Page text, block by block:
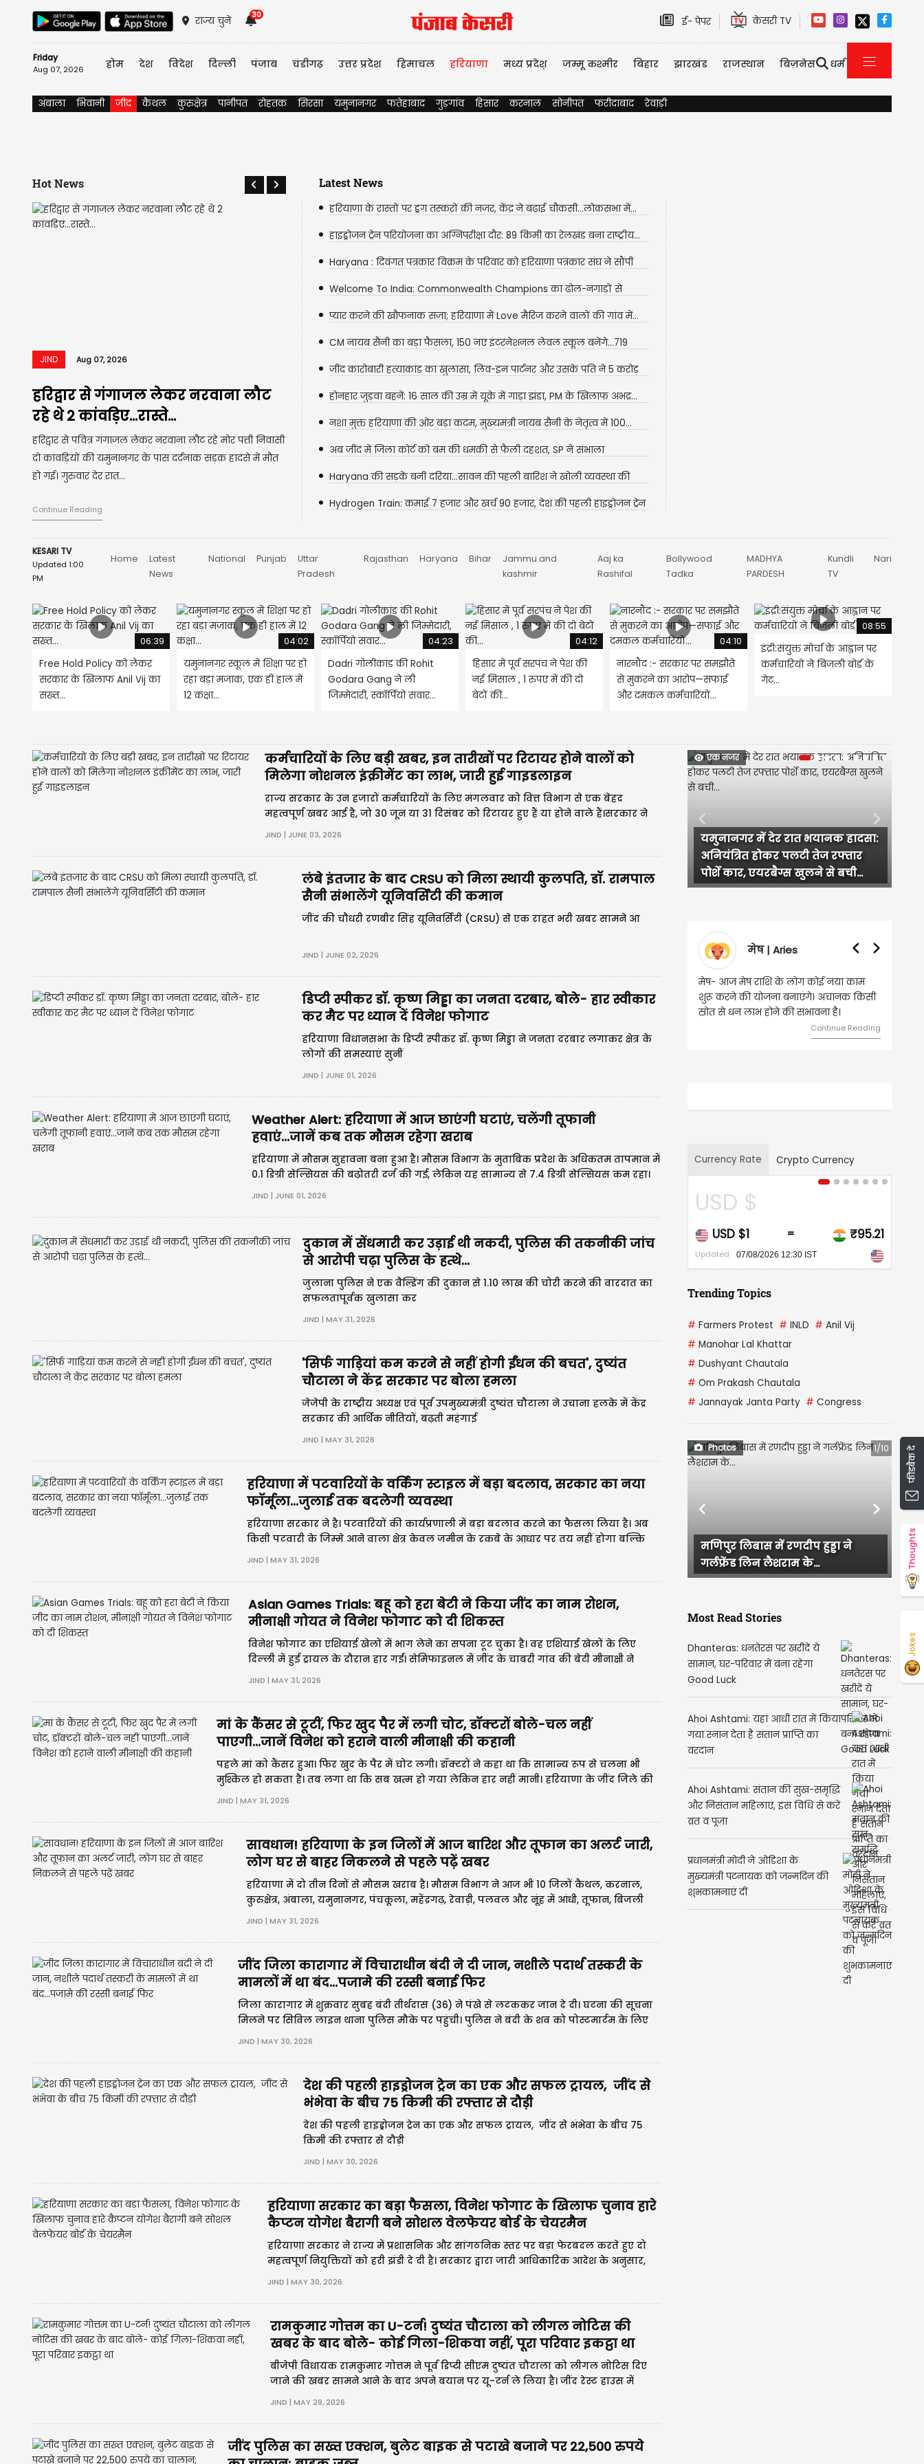
राज्य चुनें
30
ई- पेपर केसरी TV
Friday
Aug 07, 2026 होम देश विदेश दिल्ली पंजाब चंडीगढ़ उत्तर प्रदेश हिमाचल हरियाणा मध्य प्रदेश़ जम्मू कश्मीर बिहार झारखंड राजस्थान बिज़नेस धर्म
अंबाला भिवानी जींद कैथल कुरुक्षेत्र पानीपत रोहतक सिरसा यमुनानगर फतेहाबाद गुड़गांव हिसार करनाल सोनीपत फरीदाबाद रेवाड़ी
Hot News
JIND Aug 07, 2026
हरियाणा सरकार का बड़ा फैसला, 31
अगस्त तक प्रॉपर्टी टैक्स पर 75%...
हरियाणा सरकार ने राज्य में कलेक्टर रेट पर आधारित प्रॉपर्टी
टैक्स का नया सिस्टम लागू किया है। हालांकि, प्रॉपर्टी मालिकों को
31 अगस्त तक पुरानी...
Continue Reading
Latest News
हरियाणा के रास्तों पर ड्रग तस्करों की नजर, केंद्र ने बढ़ाई चौकसी...लोकसभा में...
हाइड्रोजन ट्रेन परियोजना का अग्निपरीक्षा दौर: 89 किमी का रेलखंड बना राष्ट्रीय...
Haryana : दिवंगत पत्रकार विक्रम के परिवार को हरियाणा पत्रकार संघ ने सौंपी
Welcome To India: Commonwealth Champions का ढोल-नगाड़ों से
स्वागत, 39 पदकों के...
प्यार करने की खौफनाक सजा; हरियाणा में Love मैरिज करने वालों की गांव में...
CM नायब सैनी का बड़ा फैसला, 150 नए इंटरनेशनल लेवल स्कूल बनेंगे...719
जींद कारोबारी हत्याकांड का खुलासा, लिव-इन पार्टनर और उसके पति ने 5 करोड़
होनहार जुड़वा बहनें: 16 साल की उम्र में यूके में गाड़ा झंडा, PM के खिलाफ अभद्र...
नशा मुक्त हरियाणा की ओर बड़ा कदम, मुख्यमंत्री नायब सैनी के नेतृत्व में 100...
अब जींद में जिला कोर्ट को बम की धमकी से फैली दहशत, SP ने संभाला
Haryana की सड़कें बनीं दरिया...सावन की पहली बारिश ने खोली व्यवस्था की
Hydrogen Train: कमाई 7 हजार और खर्च 90 हजार, देश की पहली हाइड्रोजन ट्रेन
KESARI TV
Updated 1:00
PM
Home
Latest
News
National Punjab
Uttar
Pradesh
Rajasthan Haryana Bihar
Jammu and
kashmir
Aaj ka
Rashifal
Bollywood
Tadka
MADHYA
PARDESH
Kundli
TV
Nari
06:39
Free Hold Policy को लेकर
सरकार के खिलाफ Anil Vij का
सख्त...
04:02
यमुनानगर स्कूल में शिक्षा पर हो
रहा बड़ा मजाक, एक ही हाल में
12 कक्षा...
04:23
Dadri गोलीकांड की Rohit
Godara Gang ने ली
जिम्मेदारी, स्कॉर्पियो सवार...
04:12
हिसार में पूर्व सरपंच ने पेश की
नई मिसाल , 1 रुपए में की दो
बेटों की...
04:10
नारनौंद :- सरकार पर समझौते
से मुकरने का आरोप—सफाई
और दमकल कर्मचारियों...
08:55
इंद्री:संयुक्त मोर्चा के आह्वान पर
कर्मचारियों ने बिजली बोर्ड के
गेट...
कर्मचारियों के लिए बड़ी खबर, इन तारीखों पर रिटायर होने वालों को
मिलेगा नोशनल इंक्रीमेंट का लाभ, जारी हुई गाइडलाइन
राज्य सरकार के उन हजारों कर्मचारियों के लिए मंगलवार को वित्त विभाग से एक बेहद
महत्वपूर्ण खबर आई है, जो 30 जून या 31 दिसंबर को रिटायर हुए हैं या होने वाले हैं।सरकार ने
स्पष्ट किया कि सुप्रीम कोर्ट के
JIND | JUNE 03, 2026
लंबे इंतजार के बाद CRSU को मिला स्थायी कुलपति, डॉ. रामपाल
सैनी संभालेंगे यूनिवर्सिटी की कमान
जींद की चौधरी रणबीर सिंह यूनिवर्सिटी (CRSU) से एक राहत भरी खबर सामने आ
JIND | JUNE 02, 2026
डिप्टी स्पीकर डॉ. कृष्ण मिड्डा का जनता दरबार, बोले- हार स्वीकार
कर मैट पर ध्यान दें विनेश फोगाट
हरियाणा विधानसभा के डिप्टी स्पीकर डॉ. कृष्ण मिड्डा ने जनता दरबार लगाकर क्षेत्र के
लोगों की समस्याएं सुनीं
JIND | JUNE 01, 2026
Weather Alert: हरियाणा में आज छाएंगी घटाएं, चलेंगी तूफानी
हवाएं...जानें कब तक मौसम रहेगा खराब
हरियाणा में मौसम सुहावना बना हुआ है। मौसम विभाग के मुताबिक प्रदेश के अधिकतम तापमान में
0.1 डिग्री सेल्सियस की बढ़ोतरी दर्ज की गई, लेकिन यह सामान्य से 7.4 डिग्री सेल्सियस कम रहा।
JIND | JUNE 01, 2026
दुकान में सेंधमारी कर उड़ाई थी नकदी, पुलिस की तकनीकी जांच
से आरोपी चढ़ा पुलिस के हत्थे...
जुलाना पुलिस ने एक वैल्डिंग की दुकान से 1.10 लाख की चोरी करने की वारदात का
सफलतापूर्वक खुलासा कर
JIND | MAY 31, 2026
'सिर्फ गाड़ियां कम करने से नहीं होगी ईंधन की बचत', दुष्यंत
चौटाला ने केंद्र सरकार पर बोला हमला
जेजेपी के राष्ट्रीय अध्यक्ष एवं पूर्व उपमुख्यमंत्री दुष्यंत चौटाला ने उचाना हलके में केंद्र
सरकार की आर्थिक नीतियों, बढ़ती महंगाई
JIND | MAY 31, 2026
हरियाणा में पटवारियों के वर्किंग स्टाइल में बड़ा बदलाव, सरकार का नया
फॉर्मूला...जुलाई तक बदलेगी व्यवस्था
हरियाणा सरकार ने है। पटवारियों की कार्यप्रणाली में बड़ा बदलाव करने का फैसला लिया है। अब
किसी पटवारी के जिम्मे आने वाला क्षेत्र केवल जमीन के रकबे के आधार पर तय नहीं होगा बल्कि
उस क्षेत्र की आबादी
JIND | MAY 31, 2026
Asian Games Trials: बहू को हरा बेटी ने किया जींद का नाम रोशन,
मीनाक्षी गोयत ने विनेश फोगाट को दी शिकस्त
विनेश फोगाट का एशियाई खेलों में भाग लेने का सपना टूट चुका है। वह एशियाई खेलों के लिए
दिल्ली में हुई ट्रायल के दौरान हार गईं। सेमिफाइनल में जींद के चाबरी गांव की बेटी मीनाक्षी ने
विनेश को 6-4 के अंतर से हराया।
JIND | MAY 31, 2026
मां के कैंसर से टूटीं, फिर खुद पैर में लगी चोट, डॉक्टरों बोले-चल नहीं
पाएगी...जानें विनेश को हराने वाली मीनाक्षी की कहानी
पहले मां को कैंसर हुआ। फिर खुद के पैर में चोट लगी। डॉक्टरों ने कहा था कि सामान्य रूप से चलना भी
मुश्किल हो सकता है। तब लगा था कि सब खत्म हो गया लेकिन हार नहीं मानी। हरियाणा के जींद जिले की
25 साल की पहलवान मीनाक्षी गोयत की यह कहानी संघर्ष, जज्बे और मेहनत की मिसाल है।
JIND | MAY 31, 2026
सावधान! हरियाणा के इन जिलों में आज बारिश और तूफान का अलर्ट जारी,
लोग घर से बाहर निकलने से पहले पढ़ें खबर
हरियाणा में दो तीन दिनों से मौसम खराब है। मौसम विभाग ने आज भी 10 जिलों कैथल, करनाल,
कुरुक्षेत्र, अंबाला, यमुनानगर, पंचकूला, महेंद्रगढ़, रेवाड़ी, पलवल और नूंह में आंधी, तूफान, बिजली
चमकने का यलो अलर्ट जारी किया है।
JIND | MAY 31, 2026
जींद जिला कारागार में विचाराधीन बंदी ने दी जान, नशीले पदार्थ तस्करी के
मामलों में था बंद...पजामे की रस्सी बनाई फिर
जिला कारागार में शुक्रवार सुबह बंदी तीर्थदास (36) ने पंखे से लटककर जान दे दी। घटना की सूचना
मिलने पर सिविल लाइन थाना पुलिस मौके पर पहुंची। पुलिस ने बंदी के शव को पोस्टमार्टम के लिए
नागरिक अस्पताल के शव गृह में रखवा दिया है।
JIND | MAY 30, 2026
देश की पहली हाइड्रोजन ट्रेन का एक और सफल ट्रायल, जींद से
भंभेवा के बीच 75 किमी की रफ्तार से दौड़ी
देश की पहली हाइड्रोजन ट्रेन का एक और सफल ट्रायल, जींद से भंभेवा के बीच 75
किमी की रफ्तार से दौड़ी
JIND | MAY 30, 2026
हरियाणा सरकार का बड़ा फैसला, विनेश फोगाट के खिलाफ चुनाव हारे
कैप्टन योगेश बैरागी बने सोशल वेलफेयर बोर्ड के चेयरमैन
हरियाणा सरकार ने राज्य में प्रशासनिक और सांगठनिक स्तर पर बड़ा फेरबदल करते हुए दो
महत्वपूर्ण नियुक्तियों को हरी झंडी दे दी है। सरकार द्वारा जारी आधिकारिक आदेश के अनुसार,
जुलाना विधानसभा सीट से चुना
JIND | MAY 30, 2026
रामकुमार गोत्तम का U-टर्न! दुष्यंत चौटाला को लीगल नोटिस की
खबर के बाद बोले- कोई गिला-शिकवा नहीं, पूरा परिवार इकट्ठा था
बीजेपी विधायक रामकुमार गोत्तम ने पूर्व डिप्टी सीएम दुष्यंत चौटाला को लीगल नोटिस दिए
जाने की खबर सामने आने के बाद अपने बयान पर यू-टर्न ले लिया है। जींद रेस्ट हाउस में
स्वास्थ्य सेवाएं कार्यक्रम में शामिल
JIND | MAY 29, 2026
जींद पुलिस का सख्त एक्शन, बुलेट बाइक से पटाखे बजाने पर 22,500 रुपये
एक नजर
इंस्टाग्राम पर दोस्ती, फिर शेयर मार्केट
में पार्टनरशिप का झांसा, रिटायर्ड SHO
की बेटी ने के ट्रेडर...
Previous Next
वृषभ | Taurus
वृष - आज ऐसे व्यक्ति से मुलाकात होगी, जिससे
भविष्य में बड़े फायदे हो सकते हैं। दांपत्य जीवन
में मधुरता बनी रहेगी।
Continue Reading
Currency Rate Crypto Currency
CAD $
CAD $1 = ₹67.89
Updated 07/08/2026 12:30 IST
Trending Topics
# Farmers Protest # INLD # Anil Vij
# Manohar Lal Khattar
# Dushyant Chautala
# Om Prakash Chautala
# Jannayak Janta Party # Congress
Photos 1/10
राजस्थान में हुई भव्य बिश्नोई और IAS
परी की सगाई, दादी और...
Previous Next
Most Read Stories
Dhanteras: धनतेरस पर खरीदें ये
सामान, घर-परिवार में बना रहेगा
Good Luck
Ahoi Ashtami: यहां आधी रात में किया
गया स्नान देता है संतान प्राप्ति का
वरदान
Ahoi Ashtami: संतान की सुख-समृद्धि
और निसंतान महिलाएं, इस विधि से करें
व्रत व पूजा
प्रधानमंत्री मोदी ने ओडिशा के
मुख्यमंत्री पटनायक को जन्मदिन की
शुभकामनाएं दीं
फीडबैक दें
Thoughts
Jokes